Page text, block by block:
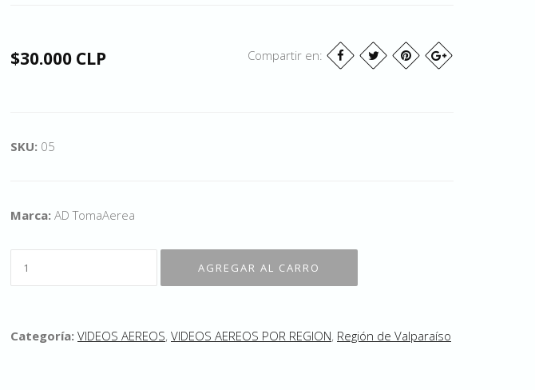
$30.000 CLP Compartir en:
SKU: 05
Marca: AD TomaAerea
Categoría: VIDEOS AEREOS, VIDEOS AEREOS POR REGION, Región de Valparaíso